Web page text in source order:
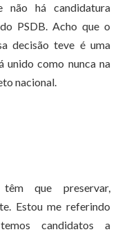
há candidatura
PSDB. Acho que o
decisão teve é uma
unido como nunca na
nacional.
que preservar,
Estou me referindo
candidatos a